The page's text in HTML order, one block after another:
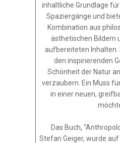
inhaltliche Grundlage
Spaziergänge und
Kombination aus
ästhetischen Bildern
aufbereiteten Inhalten.
den inspirierenden
Schönheit der Natur
verzaubern. Ein Muss
in einer neuen,
Das Buch,
Stefan Geiger, wurde